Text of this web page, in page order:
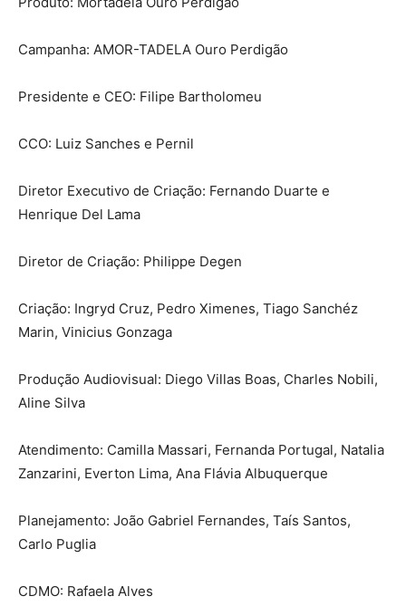
Campanha: AMOR-TADELA Ouro Perdigão
Presidente e CEO: Filipe Bartholomeu
CCO: Luiz Sanches e Pernil
Diretor Executivo de Criação: Fernando Duarte e
Henrique Del Lama
Diretor de Criação: Philippe Degen
Criação: Ingryd Cruz, Pedro Ximenes, Tiago Sanchéz
Marin, Vinicius Gonzaga
Produção Audiovisual: Diego Villas Boas, Charles Nobili,
Aline Silva
Atendimento: Camilla Massari, Fernanda Portugal, Natalia
Zanzarini, Everton Lima, Ana Flávia Albuquerque
Planejamento: João Gabriel Fernandes, Taís Santos,
Carlo Puglia
CDMO: Rafaela Alves